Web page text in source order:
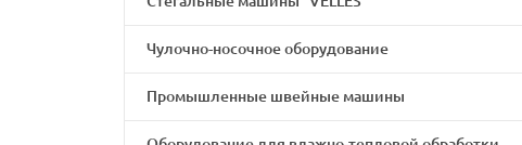
Чулочно-носочное оборудование
Промышленные швейные машины